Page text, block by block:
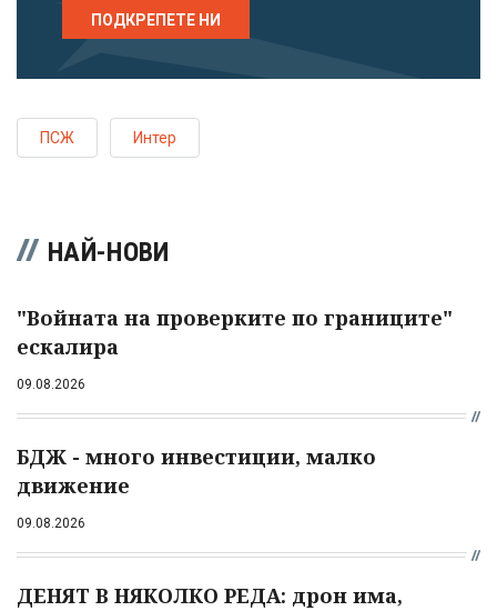
ПОДКРЕПЕТЕ НИ
ПСЖ Интер
НАЙ-НОВИ
"Войната на проверките по границите"
ескалира
09.08.2026
БДЖ - много инвестиции, малко
движение
09.08.2026
ДЕНЯТ В НЯКОЛКО РЕДА: дрон има,